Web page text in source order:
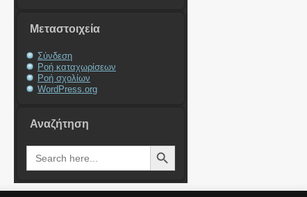
Μεταστοιχεία
Σύνδεση
Ροή καταχωρίσεων
Ροή σχολίων
WordPress.org
Αναζήτηση
Search
for:
Search Button